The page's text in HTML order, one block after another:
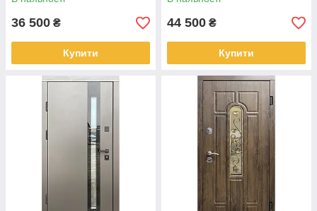
36 500 ₴
Купити
бронзовий, вуличні
44 500 ₴
Купити